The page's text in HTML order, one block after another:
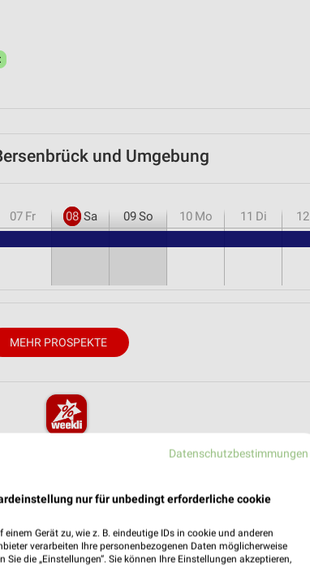
und Umgebung
07 Fr 08 Sa 09So 10 Mo 11 Di 12
MEHR PROSPEKTE
& Angebote App
Lieblingshändler
bei neuen Prospekten
Datenschutzbestimmungen
nur für unbedingt erforderliche cookie
Gerät zu, wie z. B. eindeutige IDs in cookie und anderen
verarbeiten Ihre personenbezogenen Daten möglicherweise
die „Einstellungen“. Sie können Ihre Einstellungen akzeptieren,